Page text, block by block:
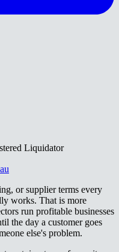
or supplier terms every
works. That is more
run profitable businesses
the day a customer goes